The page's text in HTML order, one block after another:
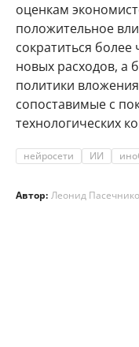
оценкам
положительное
сократиться более
новых расходов, а
политики
сопоставимые с
технологических
нейросети ИИ
Автор: Леонид